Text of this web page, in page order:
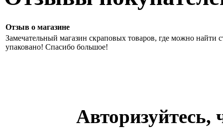
Отзыв о магазине
Замечательный магазин скраповых товаров, где можно найти
упаковано! Спасибо большое!
Авторизуйтесь,